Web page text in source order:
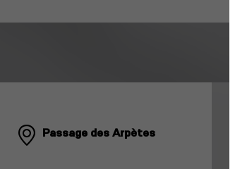
Passage des Arpètes